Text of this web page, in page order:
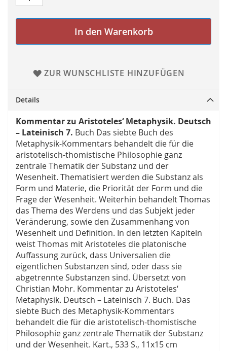
In den Warenkorb
ZUR WUNSCHLISTE HINZUFÜGEN
Details
Kommentar zu Aristoteles‘ Metaphysik. Deutsch
– Lateinisch 7. Buch Das siebte Buch des
Metaphysik-Kommentars behandelt die für die
aristotelisch-thomistische Philosophie ganz
zentrale Thematik der Substanz und der
Wesenheit. Thematisiert werden die Substanz als
Form und Materie, die Priorität der Form und die
Frage der Wesenheit. Weiterhin behandelt Thomas
das Thema des Werdens und das Subjekt jeder
Veränderung, sowie den Zusammenhang von
Wesenheit und Definition. In den letzten Kapiteln
weist Thomas mit Aristoteles die platonische
Auffassung zurück, dass Universalien die
eigentlichen Substanzen sind, oder dass sie
abgetrennte Substanzen sind. Übersetzt von
Christian Mohr. Kommentar zu Aristoteles‘
Metaphysik. Deutsch – Lateinisch 7. Buch. Das
siebte Buch des Metaphysik-Kommentars
behandelt die für die aristotelisch-thomistische
Philosophie ganz zentrale Thematik der Substanz
und der Wesenheit. Kart., 533 S., 11x15 cm